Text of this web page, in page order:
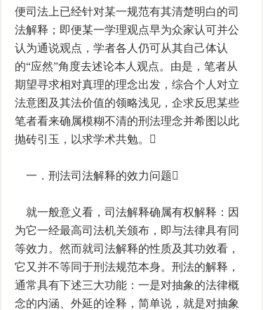
便司法上已经针对某一规范有其清楚明白的司
法解释；即便某一学理观点早为众家认可并公
认为通说观点，学者各人仍可从其自己体认
的“应然”角度去述论本人观点。由是，笔者从
期望寻求相对真理的理念出发，综合个人对立
法意图及其法价值的领略浅见，企求反思某些
笔者看来确属模糊不清的刑法理念并希图以此
抛砖引玉，以求学术共勉。
一．刑法司法解释的效力问题
就一般意义看，司法解释确属有权解释：因
为它一经最高司法机关颁布，即与法律具有同
等效力。然而就司法解释的性质及其功效看，
它又并不等同于刑法规范本身。刑法的解释，
通常具有下述三大功能：一是对抽象的法律概
念的内涵、外延的诠释，简单说，就是对抽象